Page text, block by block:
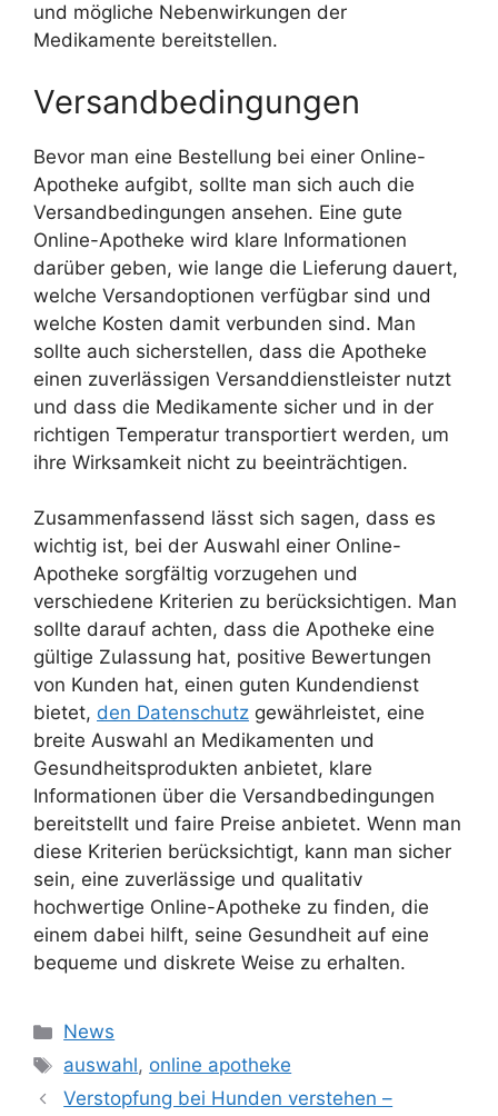
und mögliche Nebenwirkungen der
Medikamente bereitstellen.
Versandbedingungen
Bevor man eine Bestellung bei einer Online-
Apotheke aufgibt, sollte man sich auch die
Versandbedingungen ansehen. Eine gute
Online-Apotheke wird klare Informationen
darüber geben, wie lange die Lieferung dauert,
welche Versandoptionen verfügbar sind und
welche Kosten damit verbunden sind. Man
sollte auch sicherstellen, dass die Apotheke
einen zuverlässigen Versanddienstleister nutzt
und dass die Medikamente sicher und in der
richtigen Temperatur transportiert werden, um
ihre Wirksamkeit nicht zu beeinträchtigen.
Zusammenfassend lässt sich sagen, dass es
wichtig ist, bei der Auswahl einer Online-
Apotheke sorgfältig vorzugehen und
verschiedene Kriterien zu berücksichtigen. Man
sollte darauf achten, dass die Apotheke eine
gültige Zulassung hat, positive Bewertungen
von Kunden hat, einen guten Kundendienst
bietet, den Datenschutz gewährleistet, eine
breite Auswahl an Medikamenten und
Gesundheitsprodukten anbietet, klare
Informationen über die Versandbedingungen
bereitstellt und faire Preise anbietet. Wenn man
diese Kriterien berücksichtigt, kann man sicher
sein, eine zuverlässige und qualitativ
hochwertige Online-Apotheke zu finden, die
einem dabei hilft, seine Gesundheit auf eine
bequeme und diskrete Weise zu erhalten.
Kategorien
News
Schlagwörter
auswahl, online apotheke
Verstopfung bei Hunden verstehen –